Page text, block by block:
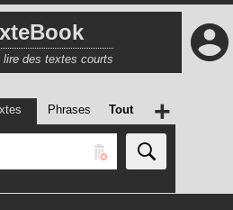
lire des textes courts
Phrases Tout +